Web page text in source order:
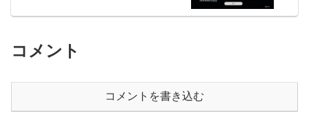
コメント
コメントを書き込む